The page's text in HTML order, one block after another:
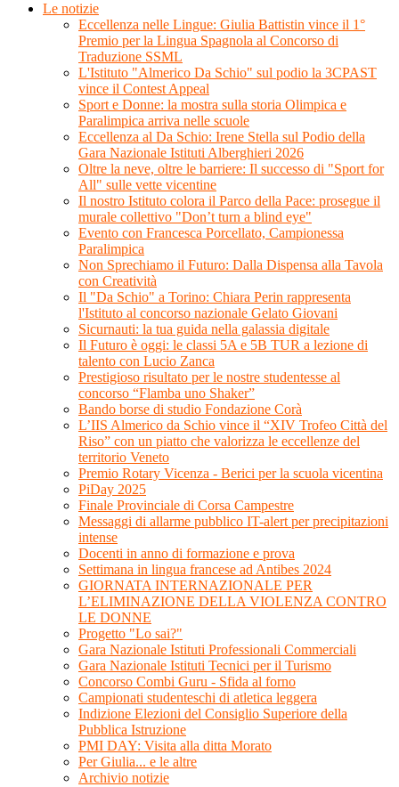
Le notizie
Eccellenza nelle Lingue: Giulia Battistin vince il 1°
Premio per la Lingua Spagnola al Concorso di
Traduzione SSML
L'Istituto "Almerico Da Schio" sul podio la 3CPAST
vince il Contest Appeal
Sport e Donne: la mostra sulla storia Olimpica e
Paralimpica arriva nelle scuole
Eccellenza al Da Schio: Irene Stella sul Podio della
Gara Nazionale Istituti Alberghieri 2026
Oltre la neve, oltre le barriere: Il successo di "Sport for
All" sulle vette vicentine
Il nostro Istituto colora il Parco della Pace: prosegue il
murale collettivo "Don’t turn a blind eye"
Evento con Francesca Porcellato, Campionessa
Paralimpica
Non Sprechiamo il Futuro: Dalla Dispensa alla Tavola
con Creatività
Il "Da Schio" a Torino: Chiara Perin rappresenta
l'Istituto al concorso nazionale Gelato Giovani
Sicurnauti: la tua guida nella galassia digitale
Il Futuro è oggi: le classi 5A e 5B TUR a lezione di
talento con Lucio Zanca
Prestigioso risultato per le nostre studentesse al
concorso “Flamba uno Shaker”
Bando borse di studio Fondazione Corà
L’IIS Almerico da Schio vince il “XIV Trofeo Città del
Riso” con un piatto che valorizza le eccellenze del
territorio Veneto
Premio Rotary Vicenza - Berici per la scuola vicentina
PiDay 2025
Finale Provinciale di Corsa Campestre
Messaggi di allarme pubblico IT-alert per precipitazioni
intense
Docenti in anno di formazione e prova
Settimana in lingua francese ad Antibes 2024
GIORNATA INTERNAZIONALE PER
L’ELIMINAZIONE DELLA VIOLENZA CONTRO
LE DONNE
Progetto "Lo sai?"
Gara Nazionale Istituti Professionali Commerciali
Gara Nazionale Istituti Tecnici per il Turismo
Concorso Combi Guru - Sfida al forno
Campionati studenteschi di atletica leggera
Indizione Elezioni del Consiglio Superiore della
Pubblica Istruzione
PMI DAY: Visita alla ditta Morato
Per Giulia... e le altre
Archivio notizie